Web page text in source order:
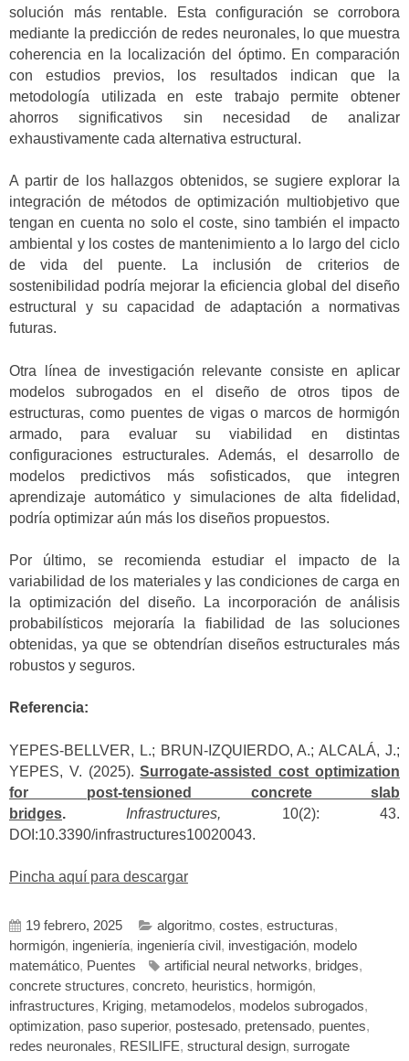
solución más rentable. Esta configuración se corrobora
mediante la predicción de redes neuronales, lo que muestra
coherencia en la localización del óptimo. En comparación
con estudios previos, los resultados indican que la
metodología utilizada en este trabajo permite obtener
ahorros significativos sin necesidad de analizar
exhaustivamente cada alternativa estructural.
A partir de los hallazgos obtenidos, se sugiere explorar la
integración de métodos de optimización multiobjetivo que
tengan en cuenta no solo el coste, sino también el impacto
ambiental y los costes de mantenimiento a lo largo del ciclo
de vida del puente. La inclusión de criterios de
sostenibilidad podría mejorar la eficiencia global del diseño
estructural y su capacidad de adaptación a normativas
futuras.
Otra línea de investigación relevante consiste en aplicar
modelos subrogados en el diseño de otros tipos de
estructuras, como puentes de vigas o marcos de hormigón
armado, para evaluar su viabilidad en distintas
configuraciones estructurales. Además, el desarrollo de
modelos predictivos más sofisticados, que integren
aprendizaje automático y simulaciones de alta fidelidad,
podría optimizar aún más los diseños propuestos.
Por último, se recomienda estudiar el impacto de la
variabilidad de los materiales y las condiciones de carga en
la optimización del diseño. La incorporación de análisis
probabilísticos mejoraría la fiabilidad de las soluciones
obtenidas, ya que se obtendrían diseños estructurales más
robustos y seguros.
Referencia:
YEPES-BELLVER, L.; BRUN-IZQUIERDO, A.; ALCALÁ, J.;
YEPES, V. (2025).Surrogate-assisted cost optimization
for post-tensioned concrete slab
bridges. Infrastructures, 10(2): 43.
DOI:10.3390/infrastructures10020043.
Pincha aquí para descargar
19 febrero, 2025 algoritmo, costes, estructuras,
hormigón, ingeniería, ingeniería civil , investigación, modelo
matemático, Puentes artificial neural networks, bridges,
concrete structures, concreto, heuristics, hormigón,
infrastructures, Kriging, metamodelos, modelos subrogados,
optimization, paso superior, postesado, pretensado, puentes,
redes neuronales, RESILIFE, structural design, surrogate